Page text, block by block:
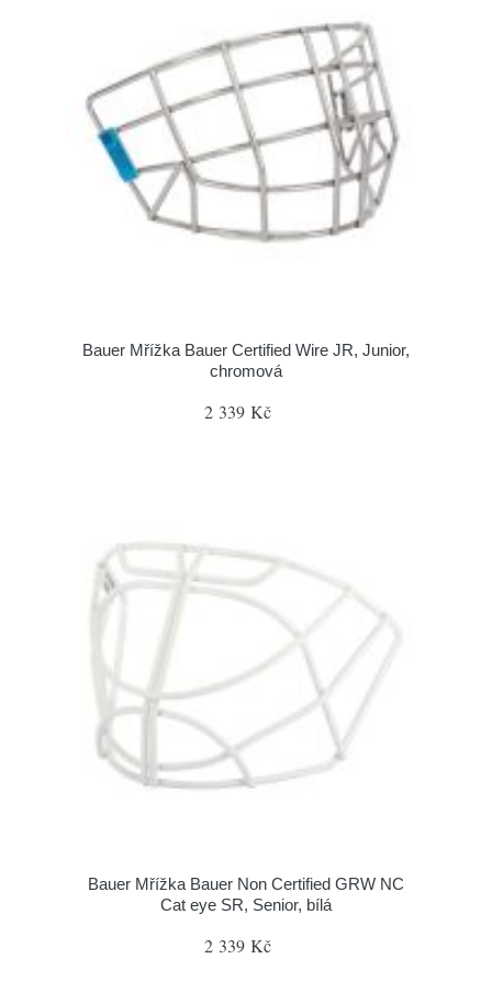
Bauer Mřížka Bauer Certified Wire JR, Junior,
chromová
2 339 Kč
Bauer Mřížka Bauer Non Certified GRW NC
Cat eye SR, Senior, bílá
2 339 Kč